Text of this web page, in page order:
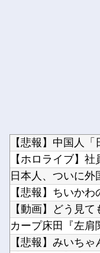
【悲報】ちいか
【悲報】みいち